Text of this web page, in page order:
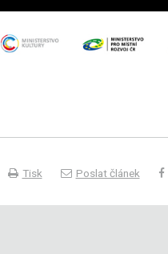
Tisk Poslat článek